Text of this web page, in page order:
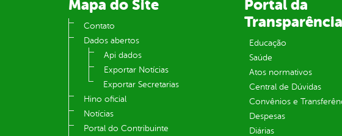
Mapa do Site
Contato
Dados abertos
Api dados
Exportar Notícias
Exportar Secretarias
Hino oficial
Notícias
Portal do Contribuinte
Portal da
Transparência
Educação
Saúde
Atos normativos
Central de Dúvidas
Convênios e
Despesas
Diárias